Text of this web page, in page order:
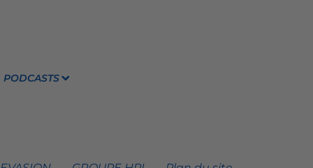
PODCASTS